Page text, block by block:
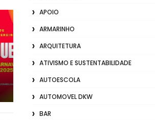
APOIO
ARMARINHO
ARQUITETURA
ATIVISMO E SUSTENTABILIDADE
AUTOESCOLA
AUTOMOVEL DKW
BAR